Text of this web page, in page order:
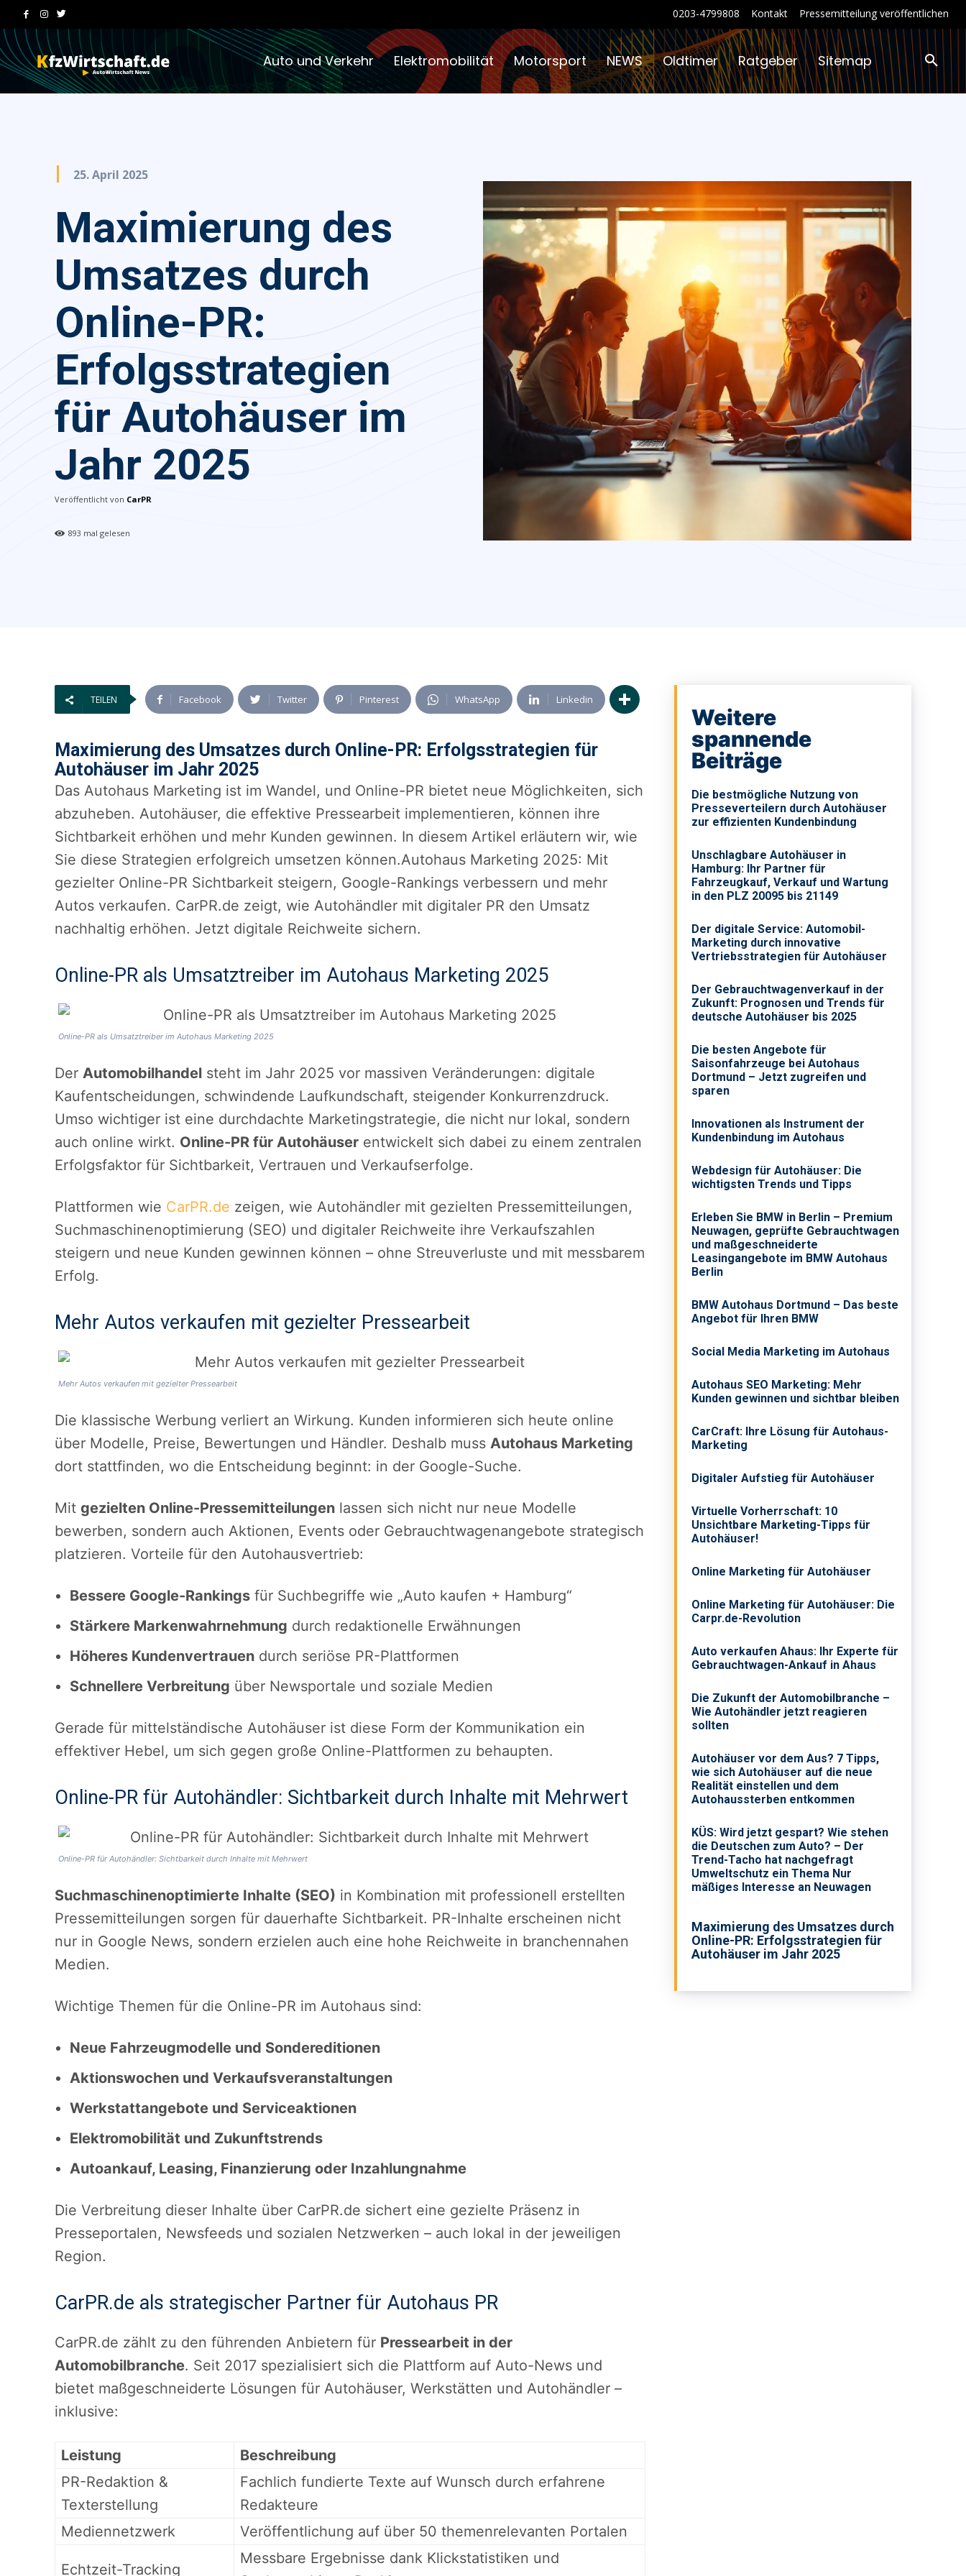
0203-4799808 Kontakt Pressemitteilung veröffentlichen
Auto und Verkehr Elektromobilität Motorsport NEWS Oldtimer Ratgeber Sitemap
25. April 2025
Maximierung des
Umsatzes durch
Online-PR:
Erfolgsstrategien
für Autohäuser im
Jahr 2025
Veröffentlicht von CarPR
893 mal gelesen
TEILEN Facebook Twitter Pinterest WhatsApp Linkedin
Maximierung des Umsatzes durch Online-PR: Erfolgsstrategien für
Autohäuser im Jahr 2025
Das Autohaus Marketing ist im Wandel, und Online-PR bietet neue Möglichkeiten, sich
abzuheben. Autohäuser, die effektive Pressearbeit implementieren, können ihre
Sichtbarkeit erhöhen und mehr Kunden gewinnen. In diesem Artikel erläutern wir, wie
Sie diese Strategien erfolgreich umsetzen können.Autohaus Marketing 2025: Mit
gezielter Online-PR Sichtbarkeit steigern, Google-Rankings verbessern und mehr
Autos verkaufen. CarPR.de zeigt, wie Autohändler mit digitaler PR den Umsatz
nachhaltig erhöhen. Jetzt digitale Reichweite sichern.
Online-PR als Umsatztreiber im Autohaus Marketing 2025
Online-PR als Umsatztreiber im Autohaus Marketing 2025
Der Automobilhandel steht im Jahr 2025 vor massiven Veränderungen: digitale
Kaufentscheidungen, schwindende Laufkundschaft, steigender Konkurrenzdruck.
Umso wichtiger ist eine durchdachte Marketingstrategie, die nicht nur lokal, sondern
auch online wirkt. Online-PR für Autohäuser entwickelt sich dabei zu einem zentralen
Erfolgsfaktor für Sichtbarkeit, Vertrauen und Verkaufserfolge.
Plattformen wie CarPR.de zeigen, wie Autohändler mit gezielten Pressemitteilungen,
Suchmaschinenoptimierung (SEO) und digitaler Reichweite ihre Verkaufszahlen
steigern und neue Kunden gewinnen können – ohne Streuverluste und mit messbarem
Erfolg.
Mehr Autos verkaufen mit gezielter Pressearbeit
Mehr Autos verkaufen mit gezielter Pressearbeit
Die klassische Werbung verliert an Wirkung. Kunden informieren sich heute online
über Modelle, Preise, Bewertungen und Händler. Deshalb muss Autohaus Marketing
dort stattfinden, wo die Entscheidung beginnt: in der Google-Suche.
Mit gezielten Online-Pressemitteilungen lassen sich nicht nur neue Modelle
bewerben, sondern auch Aktionen, Events oder Gebrauchtwagenangebote strategisch
platzieren. Vorteile für den Autohausvertrieb:
Bessere Google-Rankings für Suchbegriffe wie „Auto kaufen + Hamburg“
Stärkere Markenwahrnehmung durch redaktionelle Erwähnungen
Höheres Kundenvertrauen durch seriöse PR-Plattformen
Schnellere Verbreitung über Newsportale und soziale Medien
Gerade für mittelständische Autohäuser ist diese Form der Kommunikation ein
effektiver Hebel, um sich gegen große Online-Plattformen zu behaupten.
Online-PR für Autohändler: Sichtbarkeit durch Inhalte mit Mehrwert
Online-PR für Autohändler: Sichtbarkeit durch Inhalte mit Mehrwert
Suchmaschinenoptimierte Inhalte (SEO) in Kombination mit professionell erstellten
Pressemitteilungen sorgen für dauerhafte Sichtbarkeit. PR-Inhalte erscheinen nicht
nur in Google News, sondern erzielen auch eine hohe Reichweite in branchennahen
Medien.
Wichtige Themen für die Online-PR im Autohaus sind:
Neue Fahrzeugmodelle und Sondereditionen
Aktionswochen und Verkaufsveranstaltungen
Werkstattangebote und Serviceaktionen
Elektromobilität und Zukunftstrends
Autoankauf, Leasing, Finanzierung oder Inzahlungnahme
Die Verbreitung dieser Inhalte über CarPR.de sichert eine gezielte Präsenz in
Presseportalen, Newsfeeds und sozialen Netzwerken – auch lokal in der jeweiligen
Region.
CarPR.de als strategischer Partner für Autohaus PR
CarPR.de zählt zu den führenden Anbietern für Pressearbeit in der
Automobilbranche. Seit 2017 spezialisiert sich die Plattform auf Auto-News und
bietet maßgeschneiderte Lösungen für Autohäuser, Werkstätten und Autohändler –
inklusive:
Leistung
Beschreibung
PR-Redaktion &
Texterstellung
Fachlich fundierte Texte auf Wunsch durch erfahrene
Redakteure
Mediennetzwerk
Veröffentlichung auf über 50 themenrelevanten Portalen
Echtzeit-Tracking
Messbare Ergebnisse dank Klickstatistiken und
Weitere
spannende
Beiträge
Die bestmögliche Nutzung von
Presseverteilern durch Autohäuser
zur effizienten Kundenbindung
Unschlagbare Autohäuser in
Hamburg: Ihr Partner für
Fahrzeugkauf, Verkauf und Wartung
in den PLZ 20095 bis 21149
Der digitale Service: Automobil-
Marketing durch innovative
Vertriebsstrategien für Autohäuser
Der Gebrauchtwagenverkauf in der
Zukunft: Prognosen und Trends für
deutsche Autohäuser bis 2025
Die besten Angebote für
Saisonfahrzeuge bei Autohaus
Dortmund – Jetzt zugreifen und
sparen
Innovationen als Instrument der
Kundenbindung im Autohaus
Webdesign für Autohäuser: Die
wichtigsten Trends und Tipps
Erleben Sie BMW in Berlin – Premium
Neuwagen, geprüfte Gebrauchtwagen
und maßgeschneiderte
Leasingangebote im BMW Autohaus
Berlin
BMW Autohaus Dortmund – Das beste
Angebot für Ihren BMW
Social Media Marketing im Autohaus
Autohaus SEO Marketing: Mehr
Kunden gewinnen und sichtbar bleiben
CarCraft: Ihre Lösung für Autohaus-
Marketing
Digitaler Aufstieg für Autohäuser
Virtuelle Vorherrschaft: 10
Unsichtbare Marketing-Tipps für
Autohäuser!
Online Marketing für Autohäuser
Online Marketing für Autohäuser: Die
Carpr.de-Revolution
Auto verkaufen Ahaus: Ihr Experte für
Gebrauchtwagen-Ankauf in Ahaus
Die Zukunft der Automobilbranche –
Wie Autohändler jetzt reagieren
sollten
Autohäuser vor dem Aus? 7 Tipps,
wie sich Autohäuser auf die neue
Realität einstellen und dem
Autohaussterben entkommen
KÜS: Wird jetzt gespart? Wie stehen
die Deutschen zum Auto? – Der
Trend-Tacho hat nachgefragt
Umweltschutz ein Thema Nur
mäßiges Interesse an Neuwagen
Maximierung des Umsatzes durch
Online-PR: Erfolgsstrategien für
Autohäuser im Jahr 2025